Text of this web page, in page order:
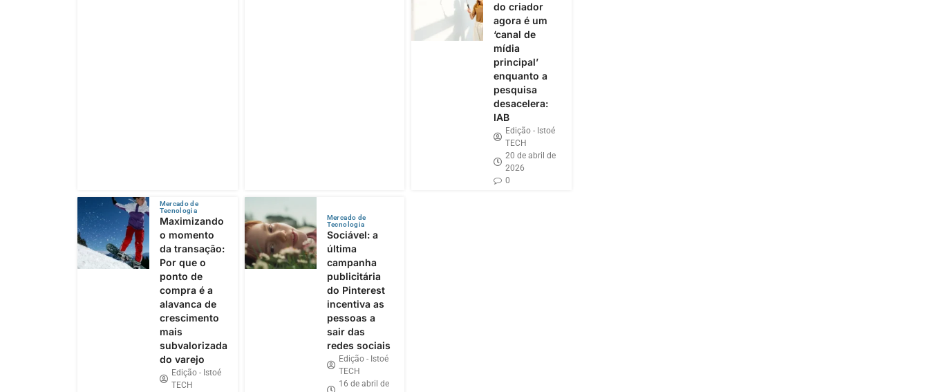
do criador
agora é um
‘canal de
mídia
principal’
enquanto a
pesquisa
desacelera:
IAB
Edição - Istoé
TECH
20 de abril de
2026
0
Mercado de
Tecnologia
Maximizando
o momento
da transação:
Por que o
ponto de
compra é a
alavanca de
crescimento
mais
subvalorizada
do varejo
Edição - Istoé
TECH
Mercado de
Tecnologia
Sociável: a
última
campanha
publicitária
do Pinterest
incentiva as
pessoas a
sair das
redes sociais
Edição - Istoé
TECH
16 de abril de